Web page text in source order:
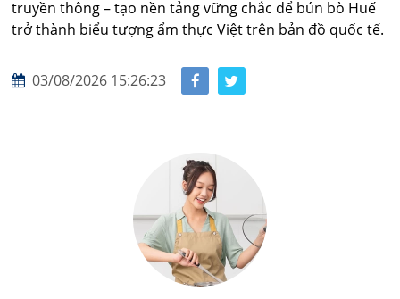
truyền thông – tạo nền tảng vững chắc để bún bò Huế
trở thành biểu tượng ẩm thực Việt trên bản đồ quốc tế.
03/08/2026 15:26:23